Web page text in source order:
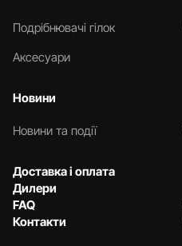
Подрібнювачі гілок
Аксесуари
Новини
Новини та події
Доставка і оплата
Дилери
FAQ
Контакти